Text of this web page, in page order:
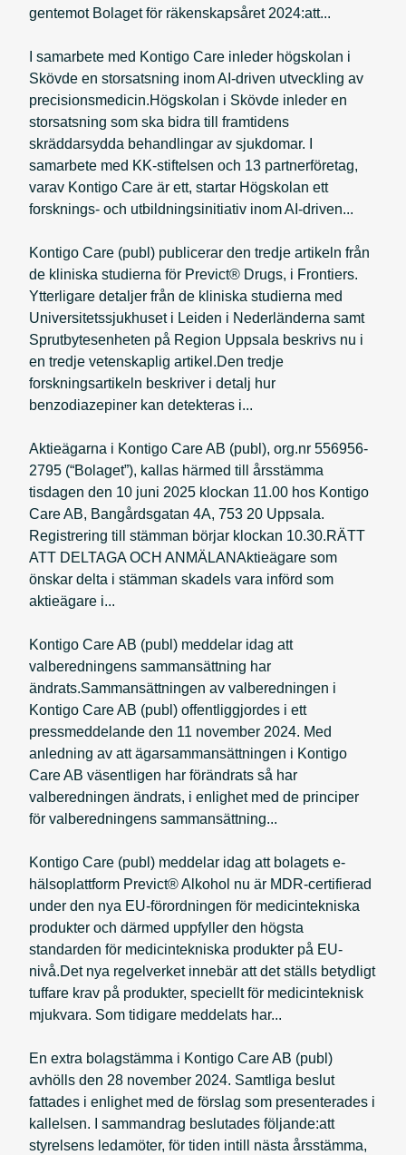
gentemot Bolaget för räkenskapsåret 2024:att...
I samarbete med Kontigo Care inleder högskolan i
Skövde en storsatsning inom AI-driven utveckling av
precisionsmedicin.Högskolan i Skövde inleder en
storsatsning som ska bidra till framtidens
skräddarsydda behandlingar av sjukdomar. I
samarbete med KK-stiftelsen och 13 partnerföretag,
varav Kontigo Care är ett, startar Högskolan ett
forsknings- och utbildningsinitiativ inom AI-driven...
Kontigo Care (publ) publicerar den tredje artikeln från
de kliniska studierna för Previct® Drugs, i Frontiers.
Ytterligare detaljer från de kliniska studierna med
Universitetssjukhuset i Leiden i Nederländerna samt
Sprutbytesenheten på Region Uppsala beskrivs nu i
en tredje vetenskaplig artikel.Den tredje
forskningsartikeln beskriver i detalj hur
benzodiazepiner kan detekteras i...
Aktieägarna i Kontigo Care AB (publ), org.nr 556956-
2795 (“Bolaget”), kallas härmed till årsstämma
tisdagen den 10 juni 2025 klockan 11.00 hos Kontigo
Care AB, Bangårdsgatan 4A, 753 20 Uppsala.
Registrering till stämman börjar klockan 10.30.RÄTT
ATT DELTAGA OCH ANMÄLANAktieägare som
önskar delta i stämman skadels vara införd som
aktieägare i...
Kontigo Care AB (publ) meddelar idag att
valberedningens sammansättning har
ändrats.Sammansättningen av valberedningen i
Kontigo Care AB (publ) offentliggjordes i ett
pressmeddelande den 11 november 2024. Med
anledning av att ägarsammansättningen i Kontigo
Care AB väsentligen har förändrats så har
valberedningen ändrats, i enlighet med de principer
för valberedningens sammansättning...
Kontigo Care (publ) meddelar idag att bolagets e-
hälsoplattform Previct® Alkohol nu är MDR-certifierad
under den nya EU-förordningen för medicintekniska
produkter och därmed uppfyller den högsta
standarden för medicintekniska produkter på EU-
nivå.Det nya regelverket innebär att det ställs betydligt
tuffare krav på produkter, speciellt för medicinteknisk
mjukvara. Som tidigare meddelats har...
En extra bolagstämma i Kontigo Care AB (publ)
avhölls den 28 november 2024. Samtliga beslut
fattades i enlighet med de förslag som presenterades i
kallelsen. I sammandrag beslutades följande:att
styrelsens ledamöter, för tiden intill nästa årsstämma,